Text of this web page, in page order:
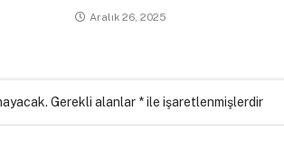
Aralık 26, 2025
Gerekli alanlar *ile işaretlenmişlerdir